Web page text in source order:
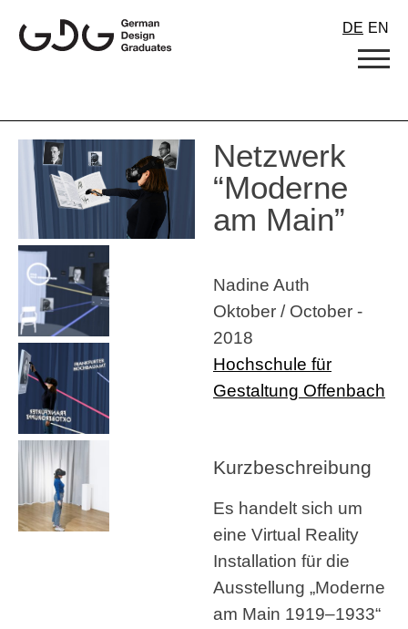
content
DE EN
Netzwerk
“Moderne
am Main”
Nadine Auth
Oktober / October -
2018
Hochschule für
Gestaltung Offenbach
Kurzbeschreibung
Es handelt sich um
eine Virtual Reality
Installation für die
Ausstellung „Moderne
am Main 1919–1933“